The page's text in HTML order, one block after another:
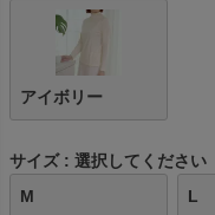
アイボリー
サイズ
選択してください
M
L